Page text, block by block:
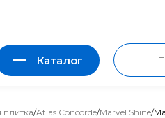
Каталог
/Atlas Concorde/Marvel Shine/